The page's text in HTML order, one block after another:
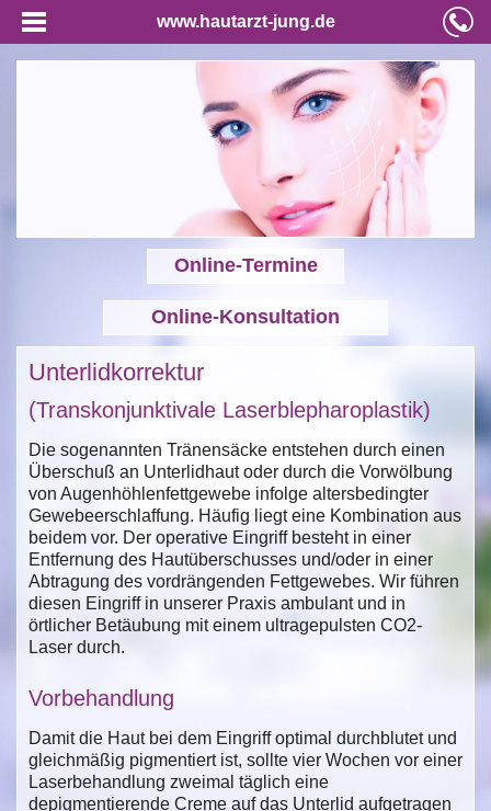
www.hautarzt-jung.de
Online-Termine
Online-Konsultation
Unterlidkorrektur
(Transkonjunktivale Laserblepharoplastik)
Die sogenannten Tränensäcke entstehen durch einen
Überschuß an Unterlidhaut oder durch die Vorwölbung
von Augenhöhlenfettgewebe infolge altersbedingter
Gewebeerschlaffung. Häufig liegt eine Kombination aus
beidem vor. Der operative Eingriff besteht in einer
Entfernung des Hautüberschusses und/oder in einer
Abtragung des vordrängenden Fettgewebes. Wir führen
diesen Eingriff in unserer Praxis ambulant und in
örtlicher Betäubung mit einem ultragepulsten CO2-
Laser durch.
Vorbehandlung
Damit die Haut bei dem Eingriff optimal durchblutet und
gleichmäßig pigmentiert ist, sollte vier Wochen vor einer
Laserbehandlung zweimal täglich eine
depigmentierende Creme auf das Unterlid aufgetragen